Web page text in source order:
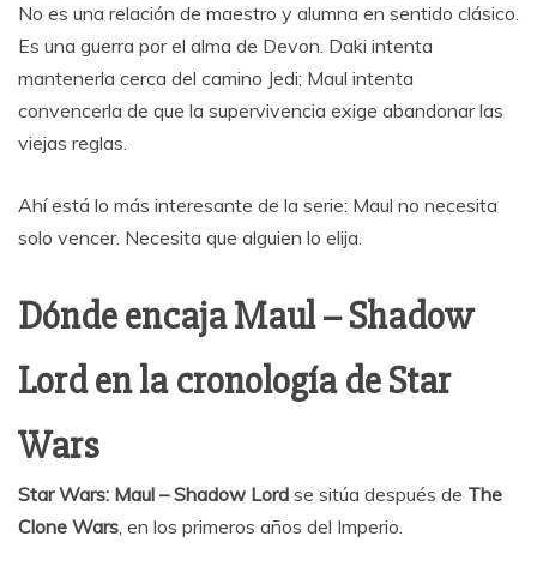
No es una relación de maestro y alumna en sentido clásico.
Es una guerra por el alma de Devon. Daki intenta
mantenerla cerca del camino Jedi; Maul intenta
convencerla de que la supervivencia exige abandonar las
viejas reglas.
Ahí está lo más interesante de la serie: Maul no necesita
solo vencer. Necesita que alguien lo elija.
Dónde encaja Maul – Shadow
Lord en la cronología de Star
Wars
Star Wars: Maul – Shadow Lord se sitúa después de The
Clone Wars, en los primeros años del Imperio.